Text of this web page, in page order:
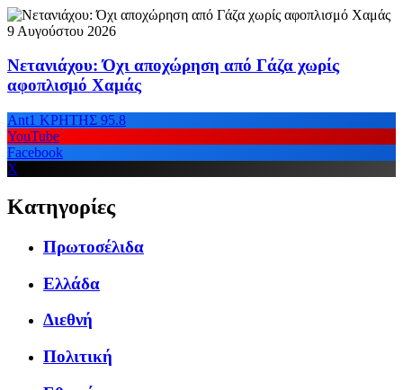
9 Αυγούστου 2026
Νετανιάχου: Όχι αποχώρηση από Γάζα χωρίς
αφοπλισμό Χαμάς
Ant1 ΚΡΗΤΗΣ 95.8
YouTube
Facebook
X
Κατηγορίες
Πρωτοσέλιδα
Ελλάδα
Διεθνή
Πολιτική